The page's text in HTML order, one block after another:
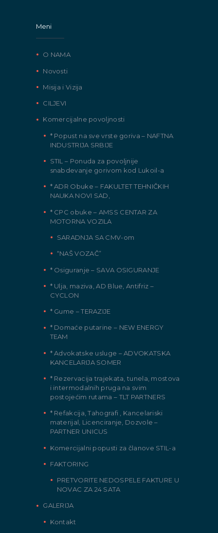
Meni
O NAMA
Novosti
Misija i Vizija
CILJEVI
Komercijalne povoljnosti
* Popust na sve vrste goriva – NAFTNA
INDUSTRIJA SRBIJE
STIL – Ponuda za povoljnije
snabdevanje gorivom kod Lukoil-a
* ADR Obuke – FAKULTET TEHNIČKIH
NAUKA NOVI SAD,
* CPC obuke – AMSS CENTAR ZA
MOTORNA VOZILA
SARADNJA SA CMV-om
“NAŠ VOZAČ”
* Osiguranje – SAVA OSIGURANJE
* Ulja, maziva, AD Blue, Antifriz –
CYCLON
* Gume – TERAZIJE
* Domaće putarine – NEW ENERGY
TEAM
* Advokatske usluge – ADVOKATSKA
KANCELARIJA SOMER
* Rezervacija trajekata, tunela, mostova
i intermodalnih pruga na svim
postojećim rutama – TLT PARTNERS
* Refakcija, Tahografi , Kancelariski
materijal, Licenciranje, Dozvole –
PARTNER UNICUS
Komercijalni popusti za članove STIL-a
FAKTORING
PRETVORITE NEDOSPELE FAKTURE U
NOVAC ZA 24 SATA
GALERIJA
Kontakt